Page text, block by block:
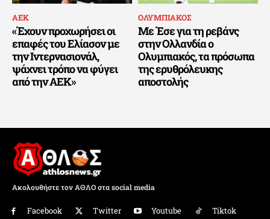
ΑΕΚ
«Έχουν προχωρήσει οι
επαφές του Ελίασον με
την Ιντερνασιονάλ,
ψάχνει τρόπο να φύγει
από την ΑΕΚ»
ΟΛΥΜΠΙΑΚΟΣ
Με Έσε για τη ρεβάνς
στην Ολλανδία ο
Ολυμπιακός, τα πρόσωπα
της ερυθρόλευκης
αποστολής
Ακολουθήστε τον ΑΘΛΟ στα social media
Facebook Twitter Youtube Tiktok